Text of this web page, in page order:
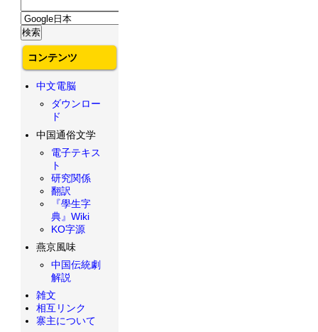
コンテンツ
中文電脳
ダウンロー
ド
中国通俗文学
電子テキス
ト
研究関係
翻訳
『學生字
典』Wiki
KO字源
燕京風味
中国伝統劇
解説
雑文
相互リンク
寨主について